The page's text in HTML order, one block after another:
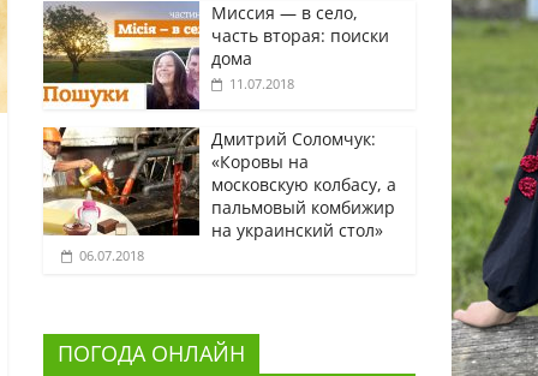
Миссия — в село,
часть вторая: поиски
дома
11.07.2018
Дмитрий Соломчук:
«Коровы на
московскую колбасу, а
пальмовый комбижир
на украинский стол»
06.07.2018
ПОГОДА ОНЛАЙН